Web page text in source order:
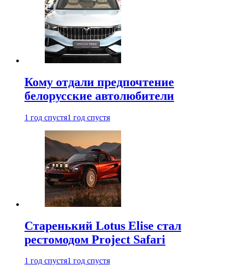
Кому отдали предпочтение
белорусские автолюбители
1 год спустя1 год спустя
Старенький Lotus Elise стал
рестомодом Project Safari
1 год спустя1 год спустя